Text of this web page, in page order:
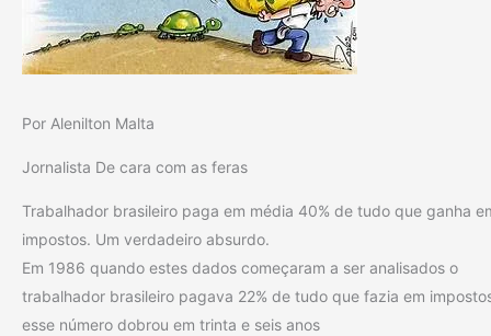
Por Alenilton Malta
Jornalista De cara com as feras
Trabalhador brasileiro paga em média 40% de tudo que ganha
impostos. Um verdadeiro absurdo.
Em 1986 quando estes dados começaram a ser analisados o
trabalhador brasileiro pagava 22% de tudo que fazia em
esse número dobrou em trinta e seis anos